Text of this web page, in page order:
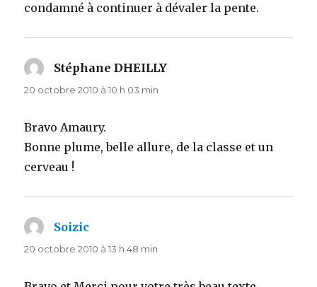
condamné à continuer à dévaler la pente.
Stéphane DHEILLY
20 octobre 2010 à 10 h 03 min
Bravo Amaury.
Bonne plume, belle allure, de la classe et un
cerveau !
Soizic
20 octobre 2010 à 13 h 48 min